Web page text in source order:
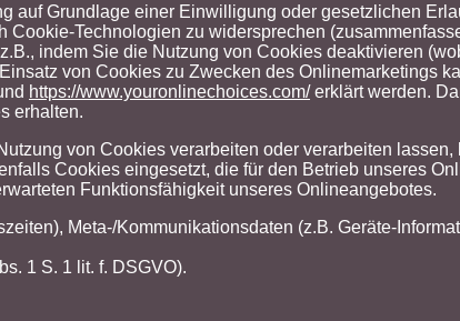
auf Grundlage einer Einwilligung oder gesetzlichen
Technologien zu widersprechen
indem Sie die Nutzung von Cookies deaktivieren
von Cookies zu Zwecken des Onlinemarketings
https://www.youronlinechoices.com/erklärt werden.
erhalten.
von Cookies verarbeiten oder verarbeiten
Cookies eingesetzt, die für den Betrieb unseres
Funktionsfähigkeit unseres Onlineangebotes.
Meta-/Kommunikationsdaten (z.B. Geräte-
1 S. 1 lit. f. DSGVO).